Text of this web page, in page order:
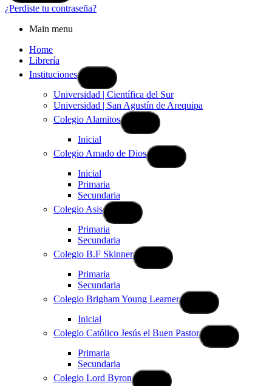
¿Perdiste tu contraseña?
Main menu
Home
Librería
Instituciones
Universidad | Científica del Sur
Universidad | San Agustín de Arequipa
Colegio Alamitos
Inicial
Colegio Amado de Dios
Inicial
Primaria
Secundaria
Colegio Asis
Primaria
Secundaria
Colegio B.F Skinner
Primaria
Secundaria
Colegio Brigham Young Learner
Inicial
Colegio Católico Jesús el Buen Pastor
Primaria
Secundaria
Colegio Lord Byron